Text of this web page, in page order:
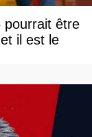
pourrait être
il est le